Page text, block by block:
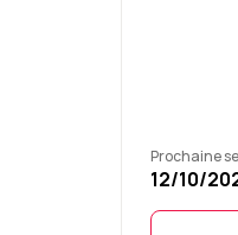
Prochaine
12/10/